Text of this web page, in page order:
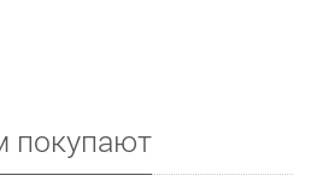
покупают